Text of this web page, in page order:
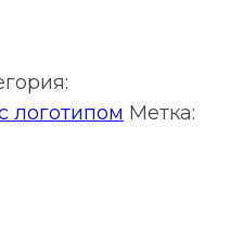
логотипом Метка: